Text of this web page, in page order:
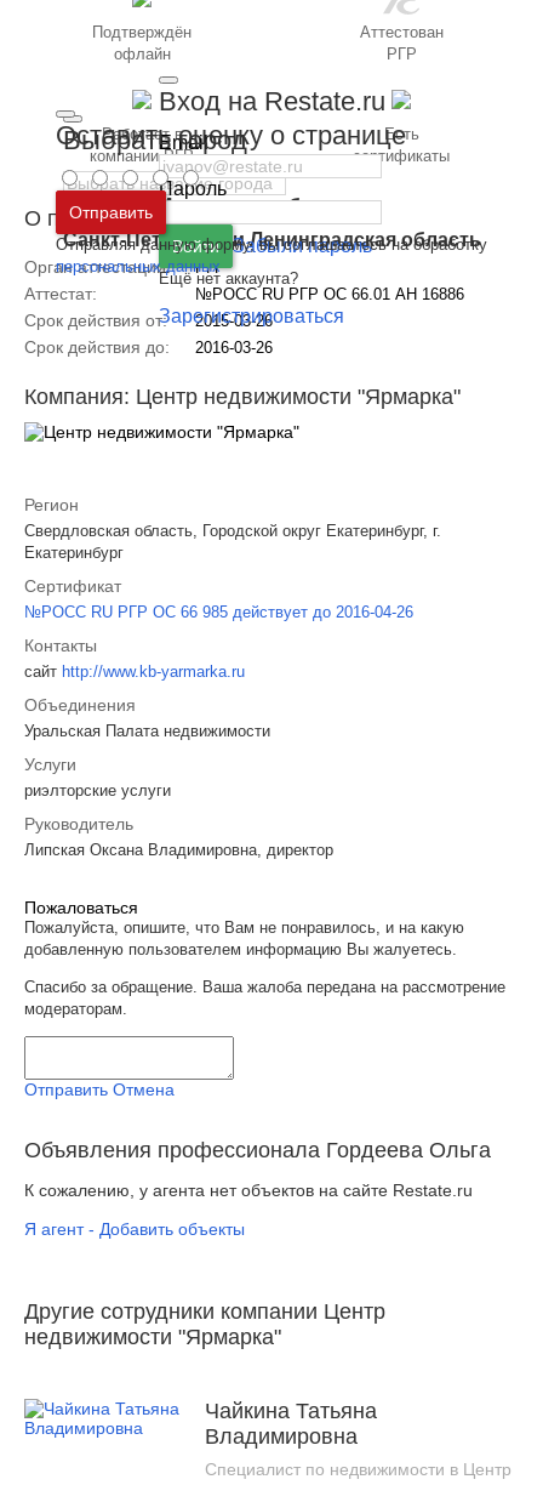
Выбрать город
Москва и
Московская область
Санкт-Петербург иЛенинградская область
Вход на Restate.ru
Email
Пароль
Войти Забыли пароль
Ещё нет аккаунта?
Зарегистрироваться
Подтверждён
офлайн
Аттестован
РГР
Работает в
компании РГР
Есть
сертификаты
О профессионале
Орган аттестации: РГР
Аттестат: №РОСС RU РГР ОС 66.01 АН 16886
Срок действия от: 2015-03-26
Срок действия до: 2016-03-26
Компания: Центр недвижимости "Ярмарка"
Регион
Свердловская область, Городской округ Екатеринбург, г.
Екатеринбург
Сертификат
№РОСС RU РГР ОС 66 985 действует до 2016-04-26
Контакты
сайт http://www.kb-yarmarka.ru
Объединения
Уральская Палата недвижимости
Услуги
риэлторские услуги
Руководитель
Липская Оксана Владимировна, директор
Пожаловаться
Пожалуйста, опишите, что Вам не понравилось, и на какую
добавленную пользователем информацию Вы жалуетесь.
Спасибо за обращение. Ваша жалоба передана на рассмотрение
модераторам.
Отправить Отмена
Объявления профессионала Гордеева Ольга
К сожалению, у агента нет объектов на сайте Restate.ru
Я агент - Добавить объекты
Другие сотрудники компании Центр
недвижимости "Ярмарка"
Чайкина Татьяна
Владимировна
Специалист по недвижимости в Центр
Оставить оценку о странице
Отправить
Отправляя данную форму, вы соглашаетесь на обработку
персональных данных